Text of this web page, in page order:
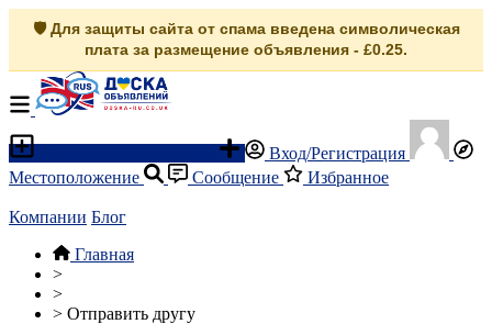
🛡️ Для защиты сайта от спама введена символическая
плата за размещение объявления - £0.25.
Вход/Регистрация
Местоположение
Сообщение Избранное
Компании Блог
Главная
>
>
> Отправить другу